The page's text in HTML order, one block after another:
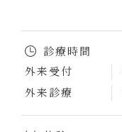
診療時間
外来受付
外来診療